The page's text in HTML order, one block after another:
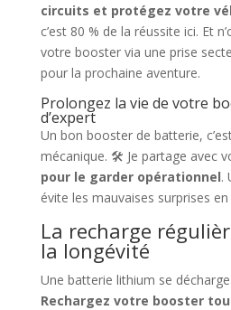
circuits et protégez votre
c’est 80 % de la réussite ici. Et
votre booster via une prise
pour la prochaine aventure.
Prolongez la vie de votre
d’expert
Un bon booster de batterie,
mécanique. 🛠️ Je partage avec
pour le garder opérationnel.
évite les mauvaises surprises en
La recharge
la longévité
Une batterie lithium se
Rechargez votre booster